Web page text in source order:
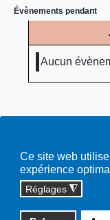
Ce site web
expérience
Réglages ◮
Évènements pendant
Aucun
Copyright © 2026